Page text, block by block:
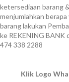
ketersediaan barang
menjumlahkan
barang lakukan
ke REKENING BANK
474 338 2288
Klik Logo